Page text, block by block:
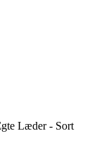
Læder - Sort